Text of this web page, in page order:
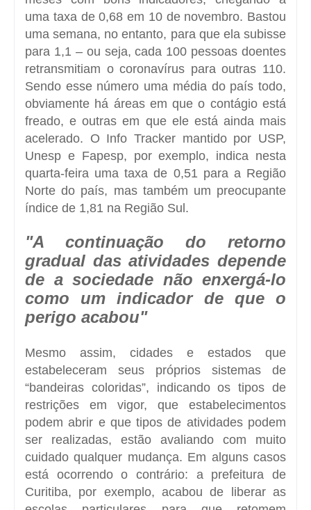
uma taxa de 0,68 em 10 de novembro. Bastou
uma semana, no entanto, para que ela subisse
para 1,1 – ou seja, cada 100 pessoas doentes
retransmitiam o coronavírus para outras 110.
Sendo esse número uma média do país todo,
obviamente há áreas em que o contágio está
freado, e outras em que ele está ainda mais
acelerado. O Info Tracker mantido por USP,
Unesp e Fapesp, por exemplo, indica nesta
quarta-feira uma taxa de 0,51 para a Região
Norte do país, mas também um preocupante
índice de 1,81 na Região Sul.
"A continuação do retorno
gradual das atividades depende
de a sociedade não enxergá-lo
como um indicador de que o
perigo acabou"
Mesmo assim, cidades e estados que
estabeleceram seus próprios sistemas de
“bandeiras coloridas”, indicando os tipos de
restrições em vigor, que estabelecimentos
podem abrir e que tipos de atividades podem
ser realizadas, estão avaliando com muito
cuidado qualquer mudança. Em alguns casos
está ocorrendo o contrário: a prefeitura de
Curitiba, por exemplo, acabou de liberar as